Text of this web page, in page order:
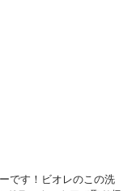
です！ビオレのこの洗